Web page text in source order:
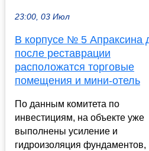
23:00, 03 Июл
В корпусе № 5 Апраксина
после реставрации
расположатся торговые
помещения и мини-отель
По данным комитета по
инвестициям, на объекте уже
выполнены усиление и
гидроизоляция фундаментов,